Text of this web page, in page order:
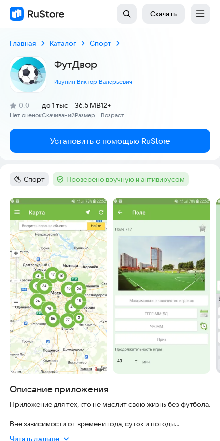
Скачать
Главная Каталог Спорт
ФутДвор
Ивунин Виктор Валерьевич
Рейтинг:
0,0
(
Нет оценок
)
Скачиваний
до 1 тыс
Размер
36.5 MB
Возраст
12+
Установить с помощью RuStore
Категория
Спорт Тег :Проверено вручную и антивирусом
Скриншоты
Описание приложения
Приложение для тех, кто не мыслит свою жизнь без футбола.
Вне зависимости от времени года, суток и погоды
Читать дальше